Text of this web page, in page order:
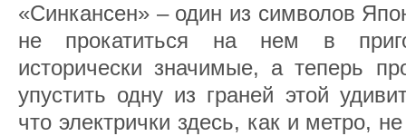
«Синкансен» – один из символов
не прокатиться на нем в
исторически значимые, а теперь
упустить одну из граней этой
что электрички здесь, как и метро,